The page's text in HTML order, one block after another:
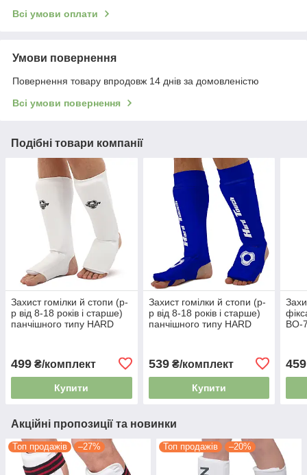
Всі умови оплати
Умови повернення
Повернення товару впродовж 14 днів за домовленістю
Всі умови повернення
Подібні товари компанії
Захист гомілки й стопи (р-
р від 8-18 років і старше)
панчішного типу HARD
499 ₴/комплект
Купити
Захист гомілки й стопи (р-
р від 8-18 років і старше)
панчішного типу HARD
539₴/комплект
Купити
BO-
459
Акційні пропозиції та новинки
Топ продажів –27% Топ продажів –20%